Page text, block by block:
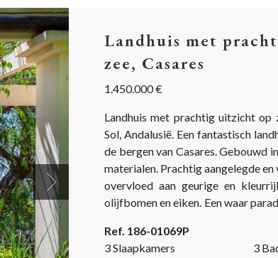
Next
Landhuis met
zee, Casares
1.450.000 €
Landhuis met prachtig uitzicht op
Sol, Andalusië. Een fantastisch
de bergen van Casares. Gebouwd
materialen. Prachtig aangelegde
overvloed aan geurige en
olijfbomen en eiken. Een waar
Bereikbaar via een grotendeels
minuten,...
Ref. 186-01069P
3 Slaapkamers
3